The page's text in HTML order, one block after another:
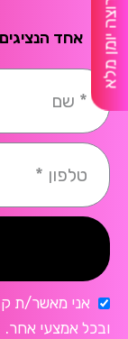
אני רוצה יומן מלא אחד
אני מאשר/ת
ובכל אמצעי אחר.